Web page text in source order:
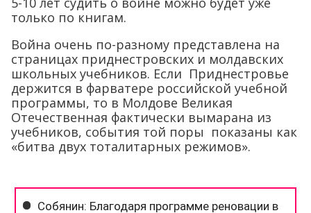
только по книгам.
Война очень по-разному представлена на
страницах приднестровских и молдавских
школьных учебников. Если Приднестровье
держится в фарватере российской учебной
программы, то в Молдове Великая
Отечественная фактически вымарана из
учебников, события той поры показаны как
«битва двух тоталитарных режимов».